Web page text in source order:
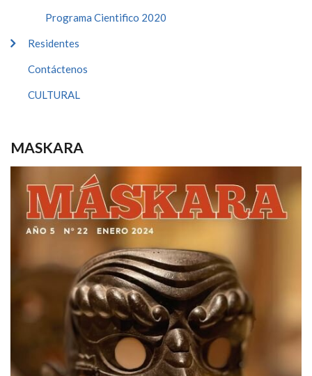
Programa Cientifico 2020
Residentes
Contáctenos
CULTURAL
MASKARA